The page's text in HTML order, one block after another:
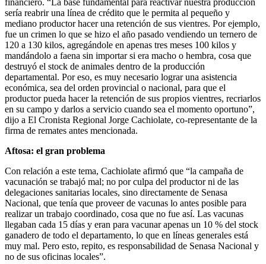
sería reabrir una línea de crédito que le permita al pequeño y
mediano productor hacer una retención de sus vientres. Por ejemplo,
fue un crimen lo que se hizo el año pasado vendiendo un ternero de
120 a 130 kilos, agregándole en apenas tres meses 100 kilos y
mandándolo a faena sin importar si era macho o hembra, cosa que
destruyó el stock de animales dentro de la producción
departamental. Por eso, es muy necesario lograr una asistencia
económica, sea del orden provincial o nacional, para que el
productor pueda hacer la retención de sus propios vientres, recriarlos
en su campo y darlos a servicio cuando sea el momento oportuno”,
dijo a El Cronista Regional Jorge Cachiolate, co-representante de la
firma de remates antes mencionada.
Aftosa: el gran problema
Con relación a este tema, Cachiolate afirmó que “la campaña de
vacunación se trabajó mal; no por culpa del productor ni de las
delegaciones sanitarias locales, sino directamente de Senasa
Nacional, que tenía que proveer de vacunas lo antes posible para
realizar un trabajo coordinado, cosa que no fue así. Las vacunas
llegaban cada 15 días y eran para vacunar apenas un 10 % del stock
ganadero de todo el departamento, lo que en líneas generales está
muy mal. Pero esto, repito, es responsabilidad de Senasa Nacional y
no de sus oficinas locales”.